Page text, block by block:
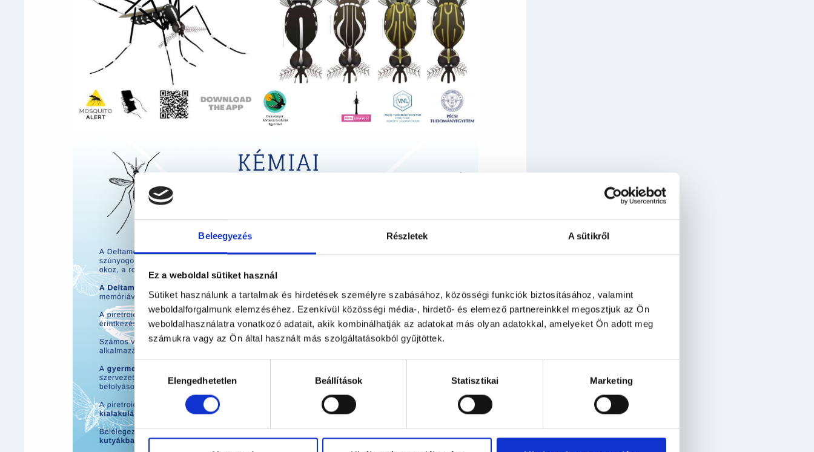
Beleegyezés Részletek A sütikről
Ez a weboldal sütiket használ
Sütiket használunk a tartalmak és hirdetések személyre szabásához, közösségi funkciók biztosításához, valamint
weboldalforgalmunk elemzéséhez. Ezenkívül közösségi média-, hirdető- és elemező partnereinkkel megosztjuk az Ön
weboldalhasználatra vonatkozó adatait, akik kombinálhatják az adatokat más olyan adatokkal, amelyeket Ön adott meg
számukra vagy az Ön által használt más szolgáltatásokból gyűjtöttek.
Hozzájárulás
kiválasztásaElengedhetetlen Beállítások Statisztikai Marketing